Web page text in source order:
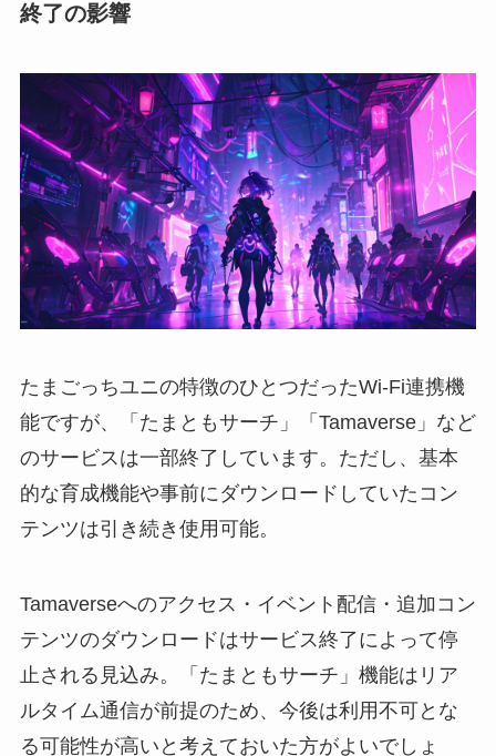
終了の影響
たまごっちユニの特徴のひとつだったWi-Fi連携機
能ですが、「たまともサーチ」「Tamaverse」など
のサービスは一部終了しています。ただし、基本
的な育成機能や事前にダウンロードしていたコン
テンツは引き続き使用可能。
Tamaverseへのアクセス・イベント配信・追加コン
テンツのダウンロードはサービス終了によって停
止される見込み。「たまともサーチ」機能はリア
ルタイム通信が前提のため、今後は利用不可とな
る可能性が高いと考えておいた方がよいでしょ